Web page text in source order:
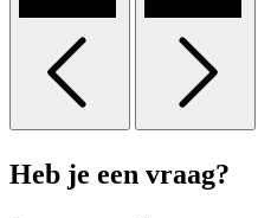
Heb je een vraag?